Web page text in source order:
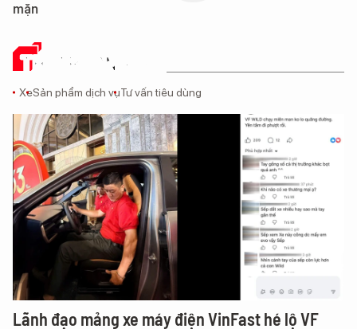
mặn
THỊ TRƯỜNG SỐ
XeSản phẩm dịch vụTư vấn tiêu dùng
Lãnh đạo mảng xe máy điện VinFast hé lộ VF